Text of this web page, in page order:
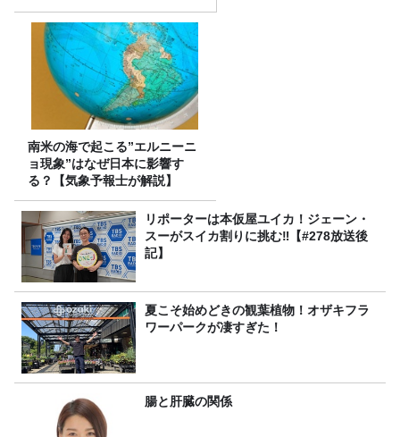
南米の海で起こる”エルニーニ
ョ現象”はなぜ日本に影響す
る？【気象予報士が解説】
リポーターは本仮屋ユイカ！ジェーン・
スーがスイカ割りに挑む‼【#278放送後
記】
夏こそ始めどきの観葉植物！オザキフラ
ワーパークが凄すぎた！
腸と肝臓の関係